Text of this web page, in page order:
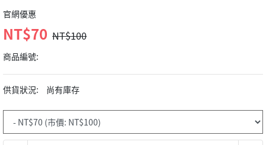
官網優惠
NT$70 NT$100
商品編號:
供貨狀況: 尚有庫存